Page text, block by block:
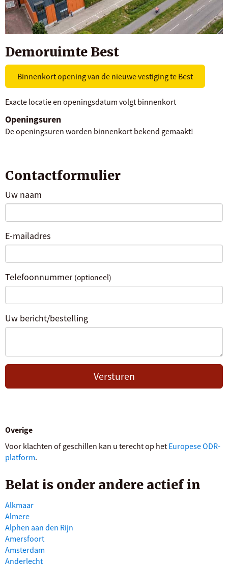
Demoruimte Best
Binnenkort opening van de nieuwe vestiging te Best
Exacte locatie en openingsdatum volgt binnenkort
Openingsuren
De openingsuren worden binnenkort bekend gemaakt!
Contactformulier
Uw naam
E-mailadres
Telefoonnummer (optioneel)
Uw bericht/bestelling
Versturen
Overige
Voor klachten of geschillen kan u terecht op het Europese ODR-
platform.
Belat is onder andere actief in
Alkmaar
Almere
Alphen aan den Rijn
Amersfoort
Amsterdam
Anderlecht